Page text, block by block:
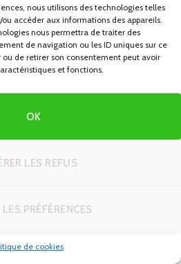
nous utilisons des technologies telles
accéder aux informations des appareils.
nous permettra de traiter des
de navigation ou les ID uniques sur ce
de retirer son consentement peut avoir
et fonctions.
OK
LES REFUS
PRÉFÉRENCES
de cookies